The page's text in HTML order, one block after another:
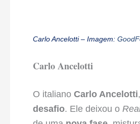
Carlo Ancelotti – Imagem:
Carlo Ancelotti
O italiano Carlo Ancelotti
desafio. Ele deixou o